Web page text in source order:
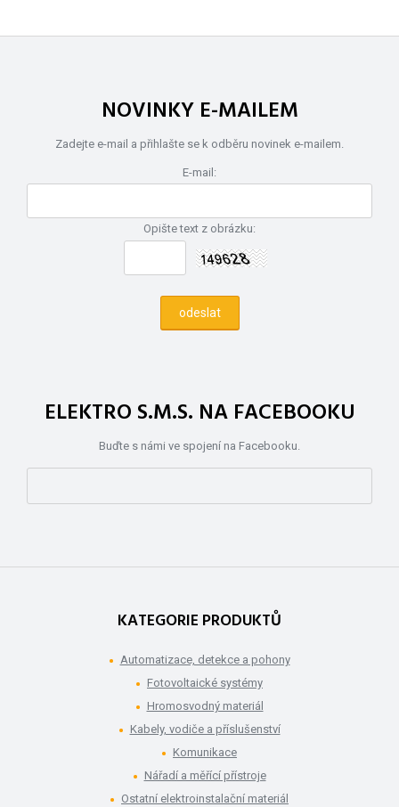
NOVINKY E-MAILEM
Zadejte e-mail a přihlašte se k odběru novinek e-mailem.
E-mail:
Opište text z obrázku:
ELEKTRO S.M.S. NA FACEBOOKU
Buďte s námi ve spojení na Facebooku.
KATEGORIE PRODUKTŮ
Automatizace, detekce a pohony
Fotovoltaické systémy
Hromosvodný materiál
Kabely, vodiče a příslušenství
Komunikace
Nářadí a měřící přístroje
Ostatní elektroinstalační materiál